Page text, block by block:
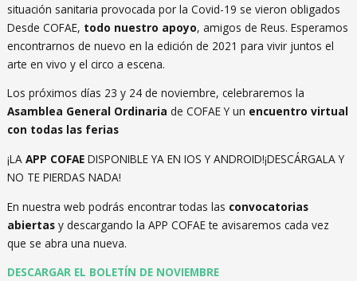
situación sanitaria provocada por la Covid-19 se vieron obligados
Desde COFAE, todo nuestro apoyo, amigos de Reus. Esperamos
encontrarnos de nuevo en la edición de 2021 para vivir juntos el
arte en vivo y el circo a escena.
Los próximos días 23 y 24 de noviembre, celebraremos la
Asamblea General Ordinaria de COFAE Y un encuentro virtual
con todas las ferias
¡LA APP COFAEDISPONIBLE YA EN IOS Y ANDROID!¡DESCÁRGALA Y
NO TE PIERDAS NADA!
En nuestra web podrás encontrar todas las convocatorias
abiertasy descargando la APP COFAE te avisaremos cada vez
que se abra una nueva.
DESCARGAR EL BOLETÍN DE NOVIEMBRE